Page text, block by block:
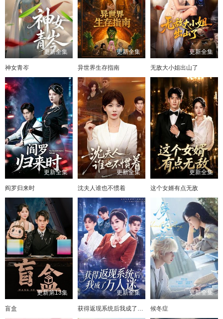
更新全集
神女青岑
更新全集
异世界生存指南
更新全集
无敌大小姐出山了
更新全集
阎罗归来时
更新全集
沈夫人谁也不惯着
更新全集
这个女婿有点无敌
更新第13集
盲盒
更新全集
获得返现系统后我成了万人迷
更新全集
候冬症